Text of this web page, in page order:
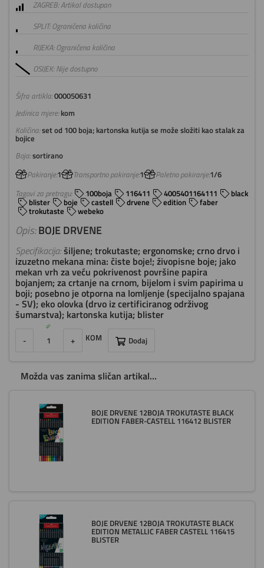
Šifra artikla:000050631
Jedinica mjere: kom
Opis:BOJE DRVENE
Specifikacija:šiljene; trokutaste; ergonomske; crno drvo i
izuzetno mekana mina: čiste boje!; živopisne boje; jako
mekan vrh za veću pokrivenost površine papira
bojanjem; za crtanje na crnom, bijelom i svim papirima u
boji; posebno je otporna na lomljenje (specijalno spajana
- SV); eko olovka (drvo iz certificiranog održivog
šumarstva); kartonska kutija; blister
Količina:set od 100 boja; kartonska kutija se može složiti kao stalak za
bojice
Boja:sortirano
Tagovi za pretragu: 100boja 116411 4005401164111 black
blister boje castell drvene edition faber
trokutaste webeko
ZAGREB: Artikal dostupan
SPLIT: Ograničena količina
RIJEKA: Ograničena količina
OSIJEK: Nije dostupno
Pakiranje:1 Transportno pakiranje:1 Paletno pakiranje:1/6
- + KOM Dodaj
Možda vas zanima sličan artikal...
BOJE DRVENE 12BOJA TROKUTASTE BLACK
EDITION FABER-CASTELL 116412 BLISTER
BOJE DRVENE 12BOJA TROKUTASTE BLACK
EDITION METALLIC FABER CASTELL 116415
BLISTER